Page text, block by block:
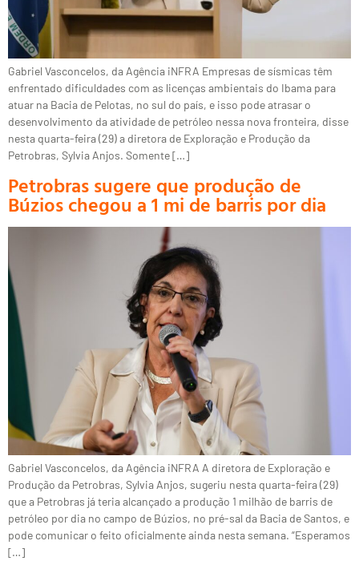
Gabriel Vasconcelos, da Agência iNFRA Empresas de sísmicas têm
enfrentado dificuldades com as licenças ambientais do Ibama para
atuar na Bacia de Pelotas, no sul do país, e isso pode atrasar o
desenvolvimento da atividade de petróleo nessa nova fronteira, disse
nesta quarta-feira (29) a diretora de Exploração e Produção da
Petrobras, Sylvia Anjos. Somente […]
Petrobras sugere que produção de
Búzios chegou a 1 mi de barris por dia
Gabriel Vasconcelos, da Agência iNFRA A diretora de Exploração e
Produção da Petrobras, Sylvia Anjos, sugeriu nesta quarta-feira (29)
que a Petrobras já teria alcançado a produção 1 milhão de barris de
petróleo por dia no campo de Búzios, no pré-sal da Bacia de Santos, e
pode comunicar o feito oficialmente ainda nesta semana. “Esperamos
[…]